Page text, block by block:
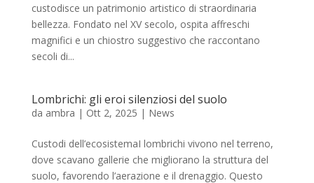
custodisce un patrimonio artistico di straordinaria
bellezza. Fondato nel XV secolo, ospita affreschi
magnifici e un chiostro suggestivo che raccontano
secoli di...
Lombrichi: gli eroi silenziosi del suolo
da ambra | Ott 2, 2025 | News
Custodi dell’ecosistemaI lombrichi vivono nel terreno,
dove scavano gallerie che migliorano la struttura del
suolo, favorendo l’aerazione e il drenaggio. Questo